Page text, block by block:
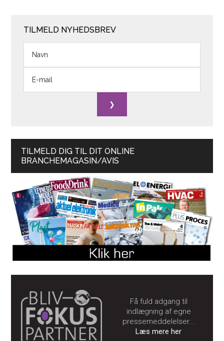
TILMELD NYHEDSBREV
TILMELD DIG TIL DIT ONLINE
BRANCHEMAGASIN/AVIS
Få fuld adgang til
indlægning af egne
pressemeddelelser...
Læs mere her